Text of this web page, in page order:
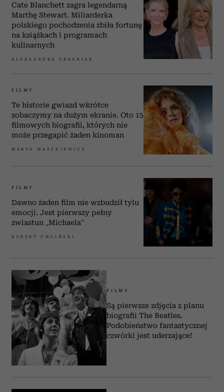
Cate Blanchett zagra legendarną
Marthę Stewart. Miliarderka
polskiego pochodzenia zbiła fortunę
na książkach i programach
kulinarnych
ALEKSANDRA URBANIAK
FILMY
Te historie gwiazd wkrótce
zobaczymy na dużym ekranie. Oto 15
filmowych biografii, których nie
może przegapić żaden kinoman
MARTA WASZKIEWICZ
FILMY
Dawno żaden film nie wzbudził tylu
emocji. Jest pierwszy pełny
zwiastun „Michaela”
ROBERT CHOIŃSKI
FILMY
Są pierwsze zdjęcia z planu
biografii The Beatles.
Podobieństwo fantastycznej
czwórki jest uderzające!